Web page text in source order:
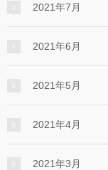
2021年7月
2021年6月
2021年5月
2021年4月
2021年3月